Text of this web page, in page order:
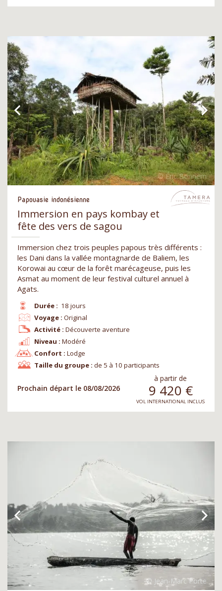
Papouasie indonésienne
Immersion en pays kombay et
fête des vers de sagou
Immersion chez trois peuples papous très différents :
les Dani dans la vallée montagnarde de Baliem, les
Korowai au cœur de la forêt marécageuse, puis les
Asmat au moment de leur festival culturel annuel à
Agats.
Durée : 18 jours
Niveau : Modéré
Voyage : Original
Confort : Lodge
Activité : Découverte aventure
Taille du groupe : de 5 à 10 participants
Prochain départ le 08/08/2026
à partir de
9 420 €
VOL INTERNATIONAL INCLUS